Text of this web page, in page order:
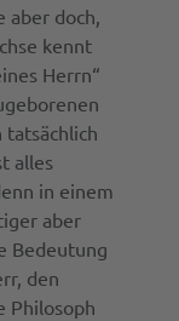
doch,
kennt
Herrn“
tatsächlich
alles
in einem
aber
Bedeutung
den
Philosoph